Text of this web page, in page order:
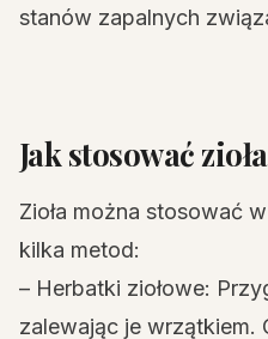
stanów zapalnych
Jak stosować
Zioła można stosować
kilka metod:
– Herbatki ziołowe:
zalewając je wrzątkiem.